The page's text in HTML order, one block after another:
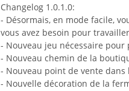
Changelog 1.0.1.0:
- Désormais, en mode facile,
vous avez besoin pour
- Nouveau jeu nécessaire
- Nouveau chemin de la
- Nouveau point de vente dans
- Nouvelle décoration de la